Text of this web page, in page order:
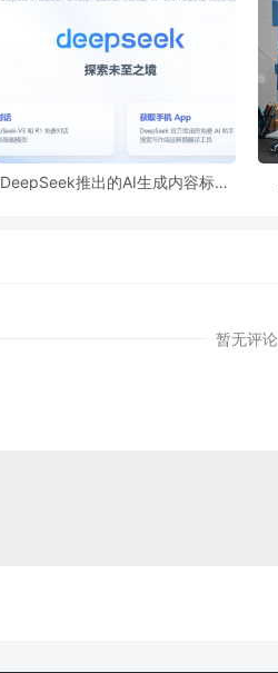
DeepSeek推出的AI生成内容标识
暂无评论